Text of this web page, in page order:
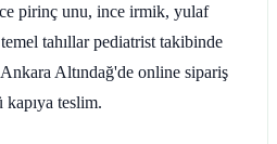
pirinç unu, ince irmik, yulaf
tahıllar pediatrist takibinde
Ankara Altındağ'de online sipariş
teslim.